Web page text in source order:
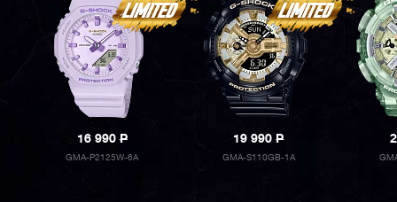
16 990P
GMA-P2125W-6A
19 990P
GMA-S110GB-1A